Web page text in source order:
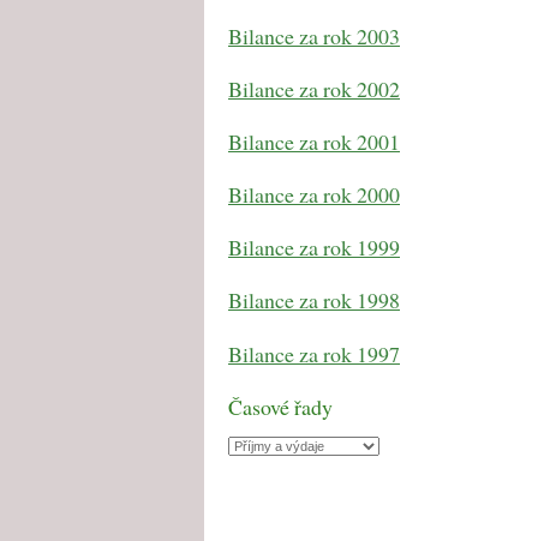
Bilance za rok 2003
Bilance za rok 2002
Bilance za rok 2001
Bilance za rok 2000
Bilance za rok 1999
Bilance za rok 1998
Bilance za rok 1997
Časové řady